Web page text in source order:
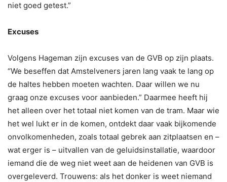
niet goed getest.”
Excuses
Volgens Hageman zijn excuses van de GVB op zijn plaats.
“We beseffen dat Amstelveners jaren lang vaak te lang op
de haltes hebben moeten wachten. Daar willen we nu
graag onze excuses voor aanbieden.” Daarmee heeft hij
het alleen over het totaal niet komen van de tram. Maar wie
het wel lukt er in de komen, ontdekt daar vaak bijkomende
onvolkomenheden, zoals totaal gebrek aan zitplaatsen en –
wat erger is – uitvallen van de geluidsinstallatie, waardoor
iemand die de weg niet weet aan de heidenen van GVB is
overgeleverd. Trouwens: als het donker is weet niemand